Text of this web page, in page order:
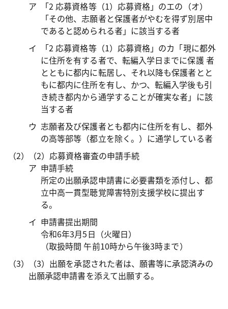
「2 応募資格等（1）応募資格」のエの（オ）
「その他、志願者と保護者がやむを得ず別居中
であると認められる者」に該当する者
「2 応募資格等（1）応募資格」のカ「現に都外
に住所を有する者で、転編入学日までに保護 者
とともに都内に転居し、それ以降も保護者とと
もに都内に住所を有し、かつ、転編入学後も引
き続き都内から通学することが確実な者」に該
当する者
志願者及び保護者とも都内に住所を有し、都外
の高等部等（都立を除く。）に通学している者
（2）応募資格審査の申請手続
申請手続
所定の出願承認申請書に必要書類を添付し、都
立中高一貫型聴覚障害特別支援学校に提出す
る。
申請書提出期間
令和6年3月5日（火曜日）
（取扱時間 午前10時から午後3時まで）
（3）出願を承認された者は、願書等に承認済みの
出願承認申請書を添えて出願する。